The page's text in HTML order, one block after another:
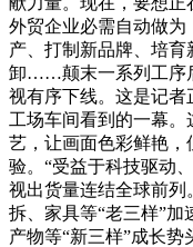
外贸企业必需自动做
产、打制新品牌、培
卸……颠末一系列工序
视有序下线。这是记
工场车间看到的一幕
艺，让画面色彩鲜艳
验。“受益于科技驱动
视出货量连结全球前列
拆、家具等“老三样”
产物等“新三样”成长势